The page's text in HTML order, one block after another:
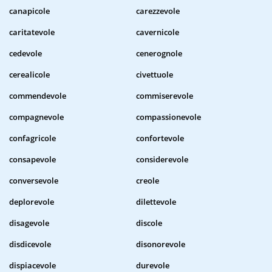
canapicole
carezzevole
caritatevole
cavernicole
cedevole
cenerognole
cerealicole
civettuole
commendevole
commiserevole
compagnevole
compassionevole
confagricole
confortevole
consapevole
considerevole
conversevole
creole
deplorevole
dilettevole
disagevole
discole
disdicevole
disonorevole
dispiacevole
durevole